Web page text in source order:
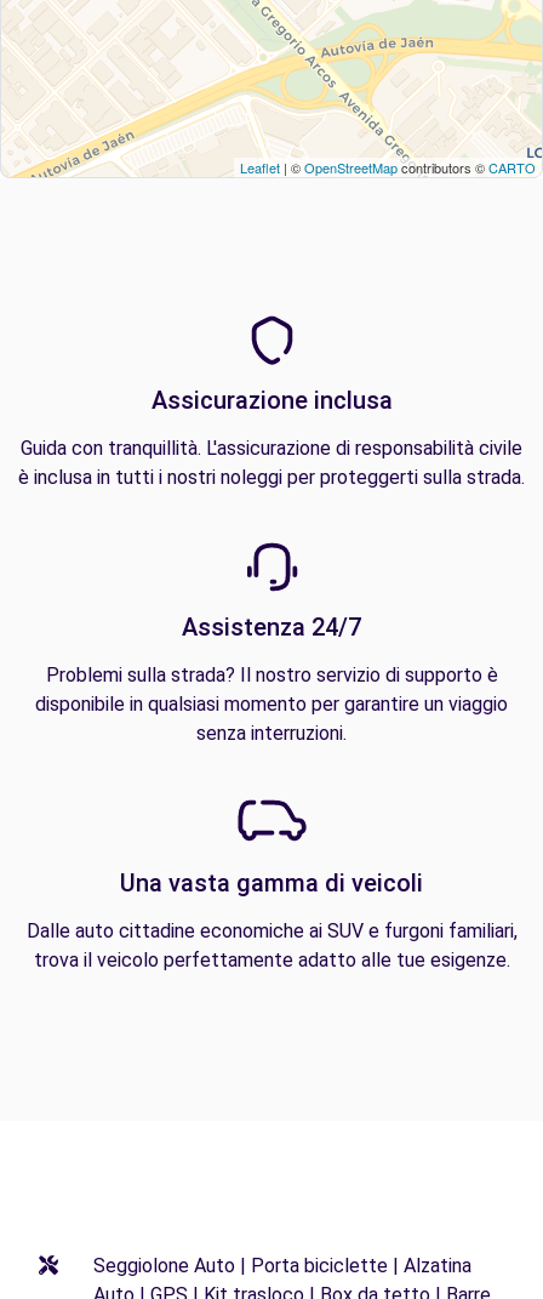
Leaflet | ©OpenStreetMapcontributors ©CARTO
Assicurazione inclusa
Guida con tranquillità. L'assicurazione di responsabilità civile
è inclusa in tutti i nostri noleggi per proteggerti sulla strada.
Assistenza 24/7
Problemi sulla strada? Il nostro servizio di supporto è
disponibile in qualsiasi momento per garantire un viaggio
senza interruzioni.
Una vasta gamma di veicoli
Dalle auto cittadine economiche ai SUV e furgoni familiari,
trova il veicolo perfettamente adatto alle tue esigenze.
Seggiolone Auto | Porta biciclette | Alzatina